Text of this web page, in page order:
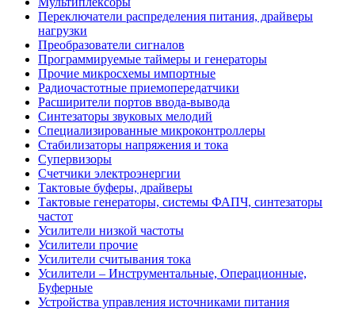
Переключатели распределения питания, драйверы
нагрузки
Преобразователи сигналов
Программируемые таймеры и генераторы
Прочие микросхемы импортные
Радиочастотные приемопередатчики
Расширители портов ввода-вывода
Синтезаторы звуковых мелодий
Специализированные микроконтроллеры
Стабилизаторы напряжения и тока
Супервизоры
Счетчики электроэнергии
Тактовые буферы, драйверы
Тактовые генераторы, системы ФАПЧ, синтезаторы
частот
Усилители низкой частоты
Усилители прочие
Усилители считывания тока
Усилители – Инструментальные, Операционные,
Буферные
Устройства управления источниками питания